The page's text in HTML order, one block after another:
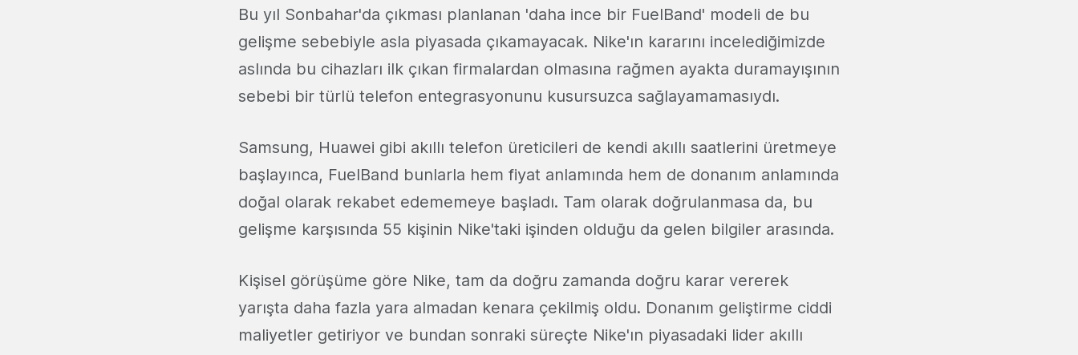
Bu yıl Sonbahar'da çıkması planlanan 'daha ince bir FuelBand' modeli de bu
gelişme sebebiyle asla piyasada çıkamayacak. Nike'ın kararını incelediğimizde
aslında bu cihazları ilk çıkan firmalardan olmasına rağmen ayakta duramayışının
sebebi bir türlü telefon entegrasyonunu kusursuzca sağlayamamasıydı.
Samsung, Huawei gibi akıllı telefon üreticileri de kendi akıllı saatlerini üretmeye
başlayınca, FuelBand bunlarla hem fiyat anlamında hem de donanım anlamında
doğal olarak rekabet edememeye başladı. Tam olarak doğrulanmasa da, bu
gelişme karşısında 55 kişinin Nike'taki işinden olduğu da gelen bilgiler arasında.
Kişisel görüşüme göre Nike, tam da doğru zamanda doğru karar vererek
yarışta daha fazla yara almadan kenara çekilmiş oldu. Donanım geliştirme ciddi
maliyetler getiriyor ve bundan sonraki süreçte Nike'ın piyasadaki lider akıllı